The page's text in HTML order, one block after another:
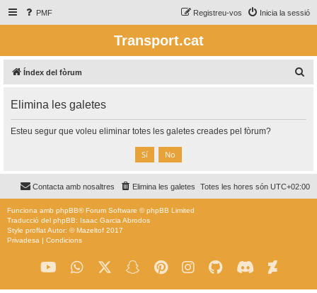
PMF Inicia la sessió
Registreu-vos
Transport.cat
Índex del fòrum
c
Elimina les galetes
Esteu segur que voleu eliminar totes les galetes creades pel fòrum?
Totes les hores són UTC+02:00
Elimina les galetes
Contacta amb nosaltres
Funciona amb phpBB® Forum Software © phpBB Limited
Traducció del phpBB: Isaac Garcia Abrodos
Style proflatAutor: ©Mazeltof 2017
Privadesa | Condicions